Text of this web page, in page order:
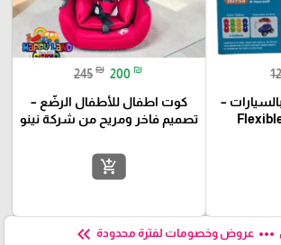
–
245 ₪ 200 ₪
كوت اطفال للأطفال الرضّع –
تصميم فاخر ومريح من شركة نينو
add_shopping_cart
more_horiz عروض وخصومات لفترة محدودة keyboard_double_arrow_left